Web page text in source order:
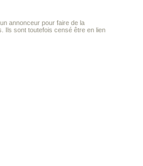
annonceur pour faire de la
Ils sont toutefois censé être en lien